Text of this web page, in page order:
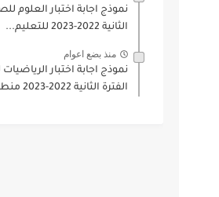
نموذج اجابة اختبار العلوم
الثانية 2022-2023 للتعليم...
منذ بضع اعوام
نموذج اجابة اختبار
الفترة الثانية 2022-2023 منطقة...